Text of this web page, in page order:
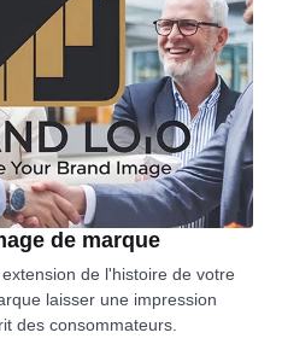
de marque
de l'histoire de votre
laisser une impression
des consommateurs.